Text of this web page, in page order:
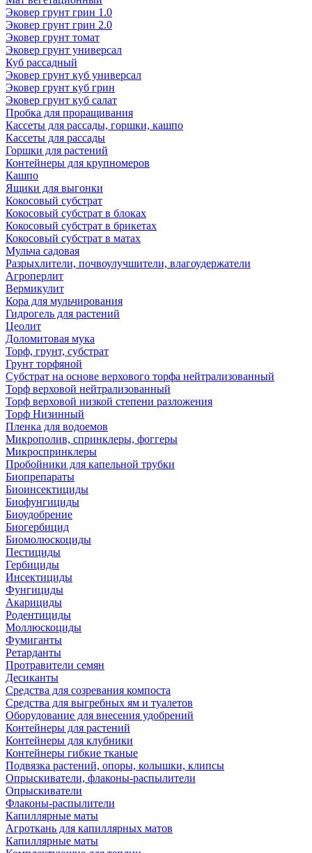
Эковер грунт грин 1.0
Эковер грунт грин 2.0
Эковер грунт томат
Эковер грунт универсал
Куб рассадный
Эковер грунт куб универсал
Эковер грунт куб грин
Эковер грунт куб салат
Пробка для проращивания
Кассеты для рассады, горшки, кашпо
Кассеты для рассады
Горшки для растений
Контейнеры для крупномеров
Кашпо
Ящики для выгонки
Кокосовый субстрат
Кокосовый субстрат в блоках
Кокосовый субстрат в брикетах
Кокосовый субстрат в матах
Мульча садовая
Разрыхлители, почвоулучшители, влагоудержатели
Агроперлит
Вермикулит
Кора для мульчирования
Гидрогель для растений
Цеолит
Доломитовая мука
Торф, грунт, субстрат
Грунт торфяной
Субстрат на основе верхового торфа нейтрализованный
Торф верховой нейтрализованный
Торф верховой низкой степени разложения
Торф Низинный
Пленка для водоемов
Микрополив, спринклеры, фоггеры
Микроспринклеры
Пробойники для капельной трубки
Биопрепараты
Биоинсектициды
Биофунгициды
Биоудобрение
Биогербицид
Биомолюскоциды
Пестициды
Гербициды
Инсектициды
Фунгициды
Акарициды
Родентициды
Моллюскоциды
Фумиганты
Ретарданты
Протравители семян
Десиканты
Средства для созревания компоста
Средства для выгребных ям и туалетов
Оборудование для внесения удобрений
Контейнеры для растений
Контейнеры для клубники
Контейнеры гибкие тканые
Подвязка растений, опоры, колышки, клипсы
Опрыскиватели, флаконы-распылители
Опрыскиватели
Флаконы-распылители
Капиллярные маты
Агроткань для капиллярных матов
Капиллярные маты